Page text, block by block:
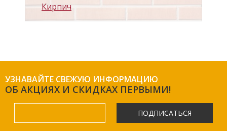
Кирпич
УЗНАВАЙТЕ СВЕЖУЮ ИНФОРМАЦИЮ
ОБ АКЦИЯХ И СКИДКАХ ПЕРВЫМИ!
ПОДПИСАТЬСЯ